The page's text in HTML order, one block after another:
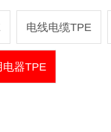
电线电缆TPE
电器TPE